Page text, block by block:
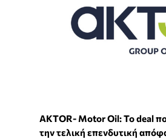
ΑKTOR- Motor Oil: Το deal
την τελική επενδυτική